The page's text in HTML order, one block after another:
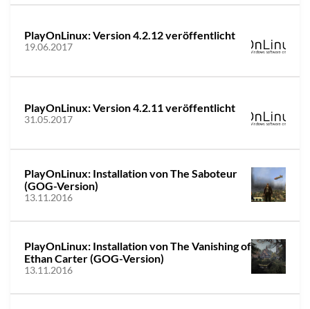
PlayOnLinux: Version 4.2.12 veröffentlicht
19.06.2017
PlayOnLinux: Version 4.2.11 veröffentlicht
31.05.2017
PlayOnLinux: Installation von The Saboteur
(GOG-Version)
13.11.2016
PlayOnLinux: Installation von The Vanishing of
Ethan Carter (GOG-Version)
13.11.2016